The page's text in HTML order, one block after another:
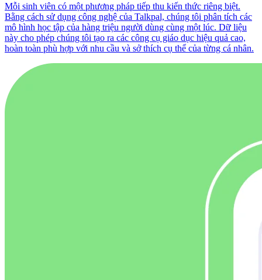
Mỗi sinh viên có một phương pháp tiếp thu kiến thức riêng biệt.
Bằng cách sử dụng công nghệ của Talkpal, chúng tôi phân tích các
mô hình học tập của hàng triệu người dùng cùng một lúc. Dữ liệu
này cho phép chúng tôi tạo ra các công cụ giáo dục hiệu quả cao,
hoàn toàn phù hợp với nhu cầu và sở thích cụ thể của từng cá nhân.